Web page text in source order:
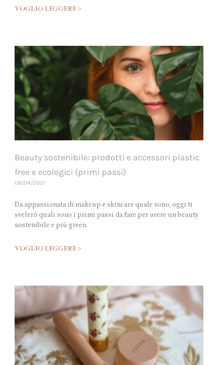
VOGLIO LEGGERE >
Beauty sostenibile: prodotti e accessori plastic
free e ecologici (primi passi)
08/04/2021
Da appassionata di makeup e skincare quale sono, oggi ti
svelerò quali sono i primi passi da fare per avere un beauty
sostenibile e più green.
VOGLIO LEGGERE >